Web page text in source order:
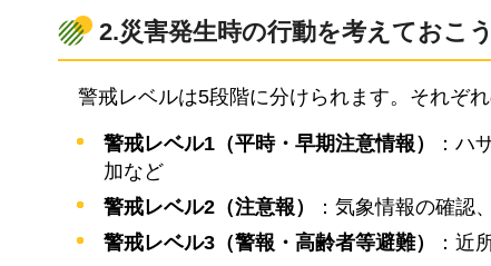
2.災害発生時の行動を考えておこう
警戒レベルは5段階に分けられます。それぞ
警戒レベル1（平時・早期注意情報）
：ハ
加など
警戒レベル2（注意報）
：気象情報の確認
警戒レベル3（警報・高齢者等避難）
：近